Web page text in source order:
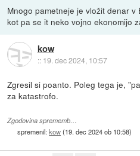
Mnogo pametneje je vložit denar
kot pa se it neko vojno ekonomijo
kow
:: 19. dec 2024, 10:57
Zgresil si poanto. Poleg tega je,
za katastrofo.
Zgodovina sprememb…
spremenil:kow(19. dec 2024 ob 10:58)